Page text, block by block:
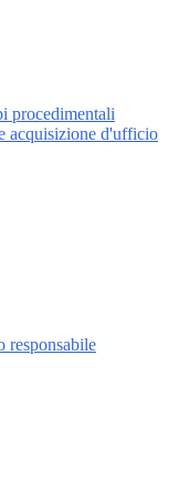
procedimentali
acquisizione d'ufficio
responsabile